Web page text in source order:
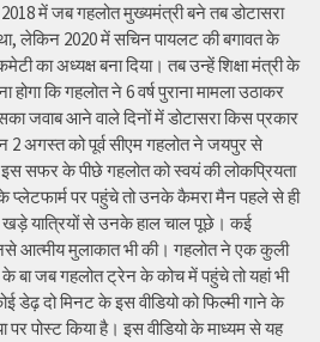
में जब गहलोत मुख्यमंत्री बने तब डोटासरा
था, लेकिन 2020 में सचिन पायलट की बगावत के
का अध्यक्ष बना दिया। तब उन्हें शिक्षा मंत्री के
कि गहलोत ने 6 वर्ष पुराना मामला उठाकर
जवाब आने वाले दिनों में डोटासरा किस प्रकार
2 अगस्त को पूर्व सीएम गहलोत ने जयपुर से
सफर के पीछे गहलोत को स्वयं की लोकप्रियता
प्लेटफार्म पर पहुंचे तो उनके कैमरा मैन पहले से ही
खड़े यात्रियों से उनके हाल चाल पूछे। कई
आत्मीय मुलाकात भी की। गहलोत ने एक कुली
बा जब गहलोत ट्रेन के कोच में पहुंचे तो यहां भी
डेढ़ दो मिनट के इस वीडियो को फिल्मी गाने के
पोस्ट किया है। इस वीडियो के माध्यम से यह